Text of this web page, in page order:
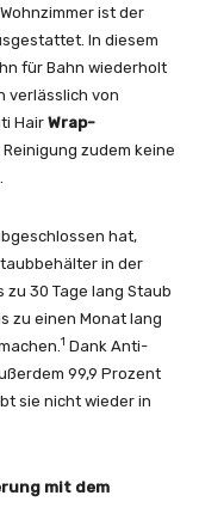
ist der
In diesem
für Bahn wiederholt
verlässlich von
Hair Wrap-
zudem keine
hat,
in der
30 Tage lang Staub
zu einen Monat lang
1 Dank Anti-
99,9 Prozent
sie nicht wieder in
mit dem